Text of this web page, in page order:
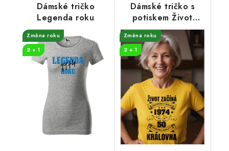
Dámské tričko
Legenda roku
Změna roku
2 + 1
Dámské tričko s
potiskem Život
začíná královna
Změna roku
2 + 1